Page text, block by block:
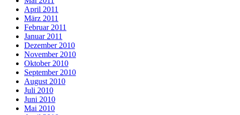
April 2011
März 2011
Februar 2011
Januar 2011
Dezember 2010
November 2010
Oktober 2010
September 2010
August 2010
Juli 2010
Juni 2010
Mai 2010